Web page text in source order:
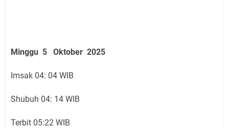
Minggu 5 Oktober 2025
Imsak 04: 04 WIB
Shubuh 04: 14 WIB
Terbit 05:22 WIB